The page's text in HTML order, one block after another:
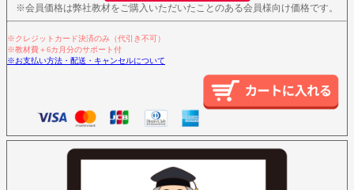
※会員価格は弊社教材をご購入いただいたことのある会員様向け価格です。
※クレジットカード決済のみ（代引き不可）
※教材費＋6カ月分のサポート付
※お支払い方法・配送・キャンセルについて